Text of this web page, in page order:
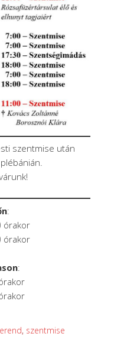
szentmise után
:
órakor
órakor
:
, szentmise